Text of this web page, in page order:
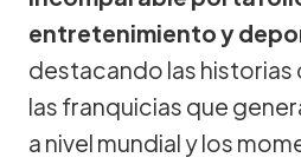
entretenimiento y
destacando las historias
las franquicias que
a nivel mundial y los